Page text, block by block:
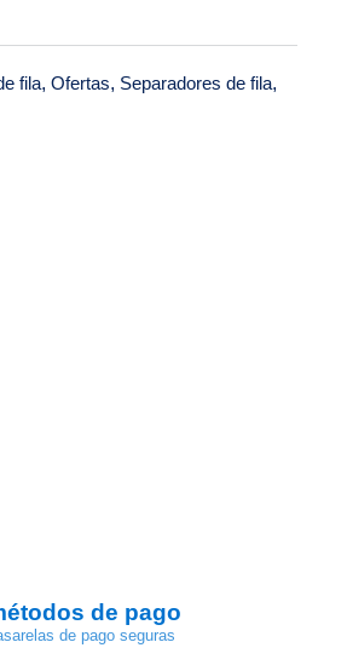
fila, Ofertas, Separadores de fila,
de pago
de pago seguras